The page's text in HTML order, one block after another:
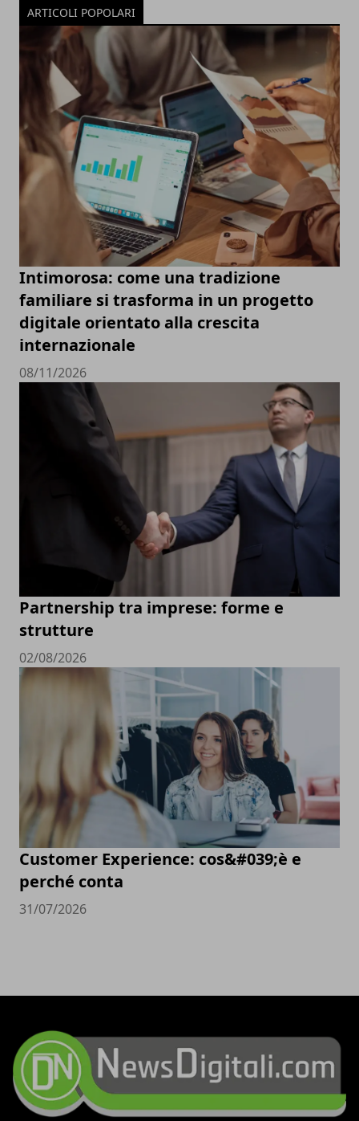
ARTICOLI POPOLARI
Intimorosa: come una tradizione
familiare si trasforma in un progetto
digitale orientato alla crescita
internazionale
08/11/2026
Partnership tra imprese: forme e
strutture
02/08/2026
Customer Experience: cos&#039;è e
perché conta
31/07/2026